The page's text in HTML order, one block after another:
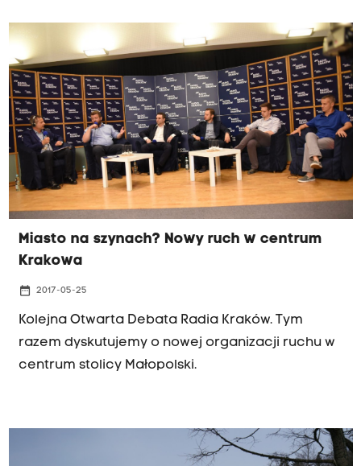
Miasto na szynach? Nowy ruch w centrum
Krakowa
date_range 2017-05-25
Kolejna Otwarta Debata Radia Kraków. Tym
razem dyskutujemy o nowej organizacji ruchu w
centrum stolicy Małopolski.